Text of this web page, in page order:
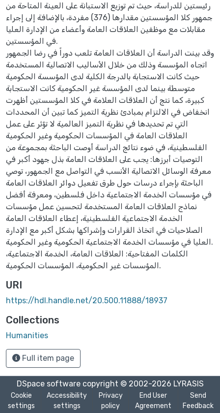
رئيستين للدراسة، حيث تم توزيع الاستبانة على العينة المتاحة من
جمهور كلا المؤسستين مقدارها (376) مفردة، بالإضافة إلى إجراء
مقابلات مع موظفين العلاقات العامة وأعضاء من الإدارة العليا
في المؤسستين.
وقد بينت الدراسة أن العلاقات العامة تلعب دوراً في رضا الجمهور
اتجاه المؤسسة وذلك من خلال الأساليب الاتصالية المستخدمة
حيث كانت الاستجابة بالدرجة الكلية لدى المؤسسة الحكومية
متوسطة بينما لدى المؤسسة غير الحكومية كانت الاستجابة
كبيرة، كما نتج أن العلاقات العلامة في كلا المؤسستين أظهرت
انخفاض في الالتزام بمبادئ نظرية التميز كما تبين أن المحددات
التي تم تحديدها في نظرية التميز العالمية لا تؤثر على عمل
العلاقات العامة في المؤسسات الحكومية وغير الحكومية
الفلسطينية، في ضوء نتائج الدراسة أوصت الباحثة بمجموعة من
التوصيات أبرزها: يجب على العلاقات العامة بذل جهود أكبر في
معرفة الوسائل الاتصالية الأنسب في التواصل مع الجمهور، توصي
الباحثة بإجراء درسات حول طرق تفعيل دوائر العلاقات العامة
في مؤسسات الخدمة الاجتماعية داخل فلسطين، ومعرفة أفضل
نماذج العلاقات العامة المستخدمة لتحسين عمل مؤسسات
الخدمة الاجتماعية الفلسطينية، إعطاء العلاقات العامة
الصلاحيات في اتخاذ القرارات وإشراكها بشكل أكبر مع الإدارة
العليا في مؤسسات الخدمة الاجتماعية الحكومية وغير الحكومية.
الكلمات المفتاحية: العلاقات العامة، الخدمة الاجتماعية،
المؤسسات غير الحكومية، المؤسسات الحكومية.
URI
https://hdl.handle.net/20.500.11888/18937
Collections
Humanities
Full item page
DSpace softwarecopyright © 2002-2026 LYRASIS
Cookie
settings
Accessibility
settings
Privacy
policy
End User
Agreement
Send
Feedback